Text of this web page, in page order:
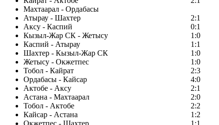
Махтаарал - Ордабасы
Атырау - Шахтер
2:1
Аксу - Каспий
0:1
Кызыл-Жар СК - Жетысу
1:0
Каспий - Атырау
1:1
Шахтер - Кызыл-Жар СК
1:0
Жетысу - Окжетпес
1:0
Тобол - Кайрат
2:3
Ордабасы - Кайсар
4:0
Актобе - Аксу
2:1
Астана - Махтаарал
2:0
Тобол - Актобе
2:2
Кайсар - Астана
1:2